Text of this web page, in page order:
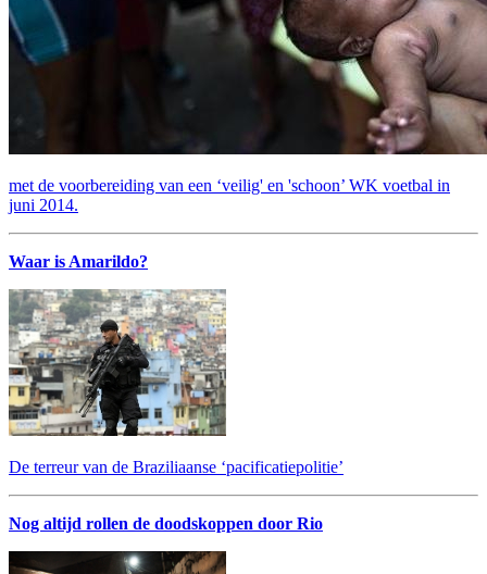
met de voorbereiding van een ‘veilig' en 'schoon’ WK voetbal in
juni 2014.
Waar is Amarildo?
De terreur van de Braziliaanse ‘pacificatiepolitie’
Nog altijd rollen de doodskoppen door Rio